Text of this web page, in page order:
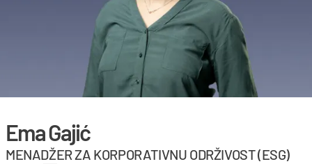
Ema Gajić
MENADŽER ZA KORPORATIVNU ODRŽIVOST (ESG)